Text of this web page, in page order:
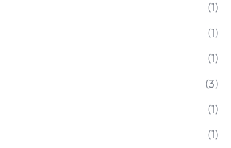
(1)
(1)
(1)
(3)
(1)
(1)